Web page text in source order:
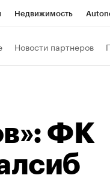
Недвижимость
Технологии
Новости партнеров
ФК